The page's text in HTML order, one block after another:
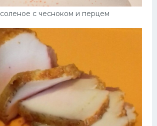
с чесноком и перцем